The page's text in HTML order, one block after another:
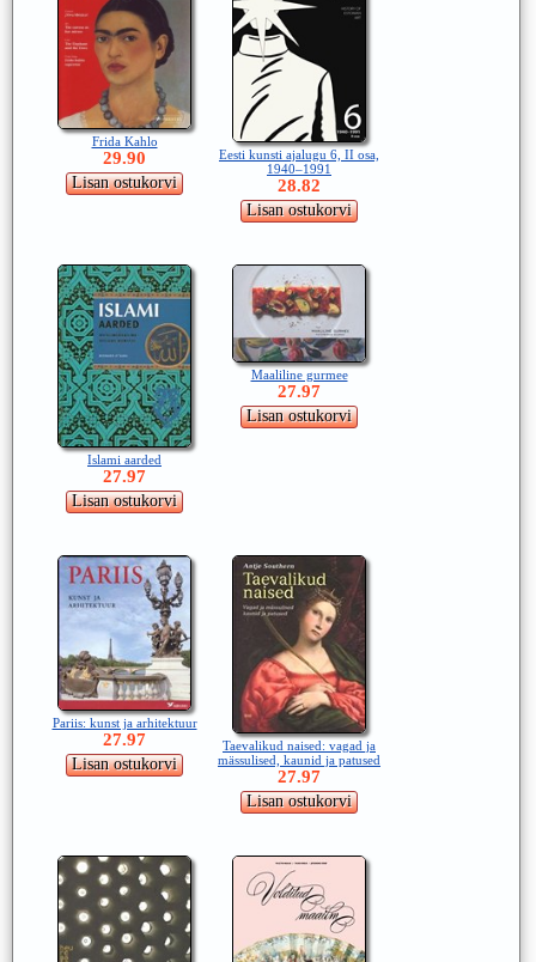
Frida Kahlo
29.90
Eesti kunsti ajalugu 6, II osa,
1940–1991
28.82
Islami aarded
27.97
Maaliline gurmee
27.97
Pariis: kunst ja arhitektuur
27.97
Taevalikud naised: vagad ja
mässulised, kaunid ja patused
27.97